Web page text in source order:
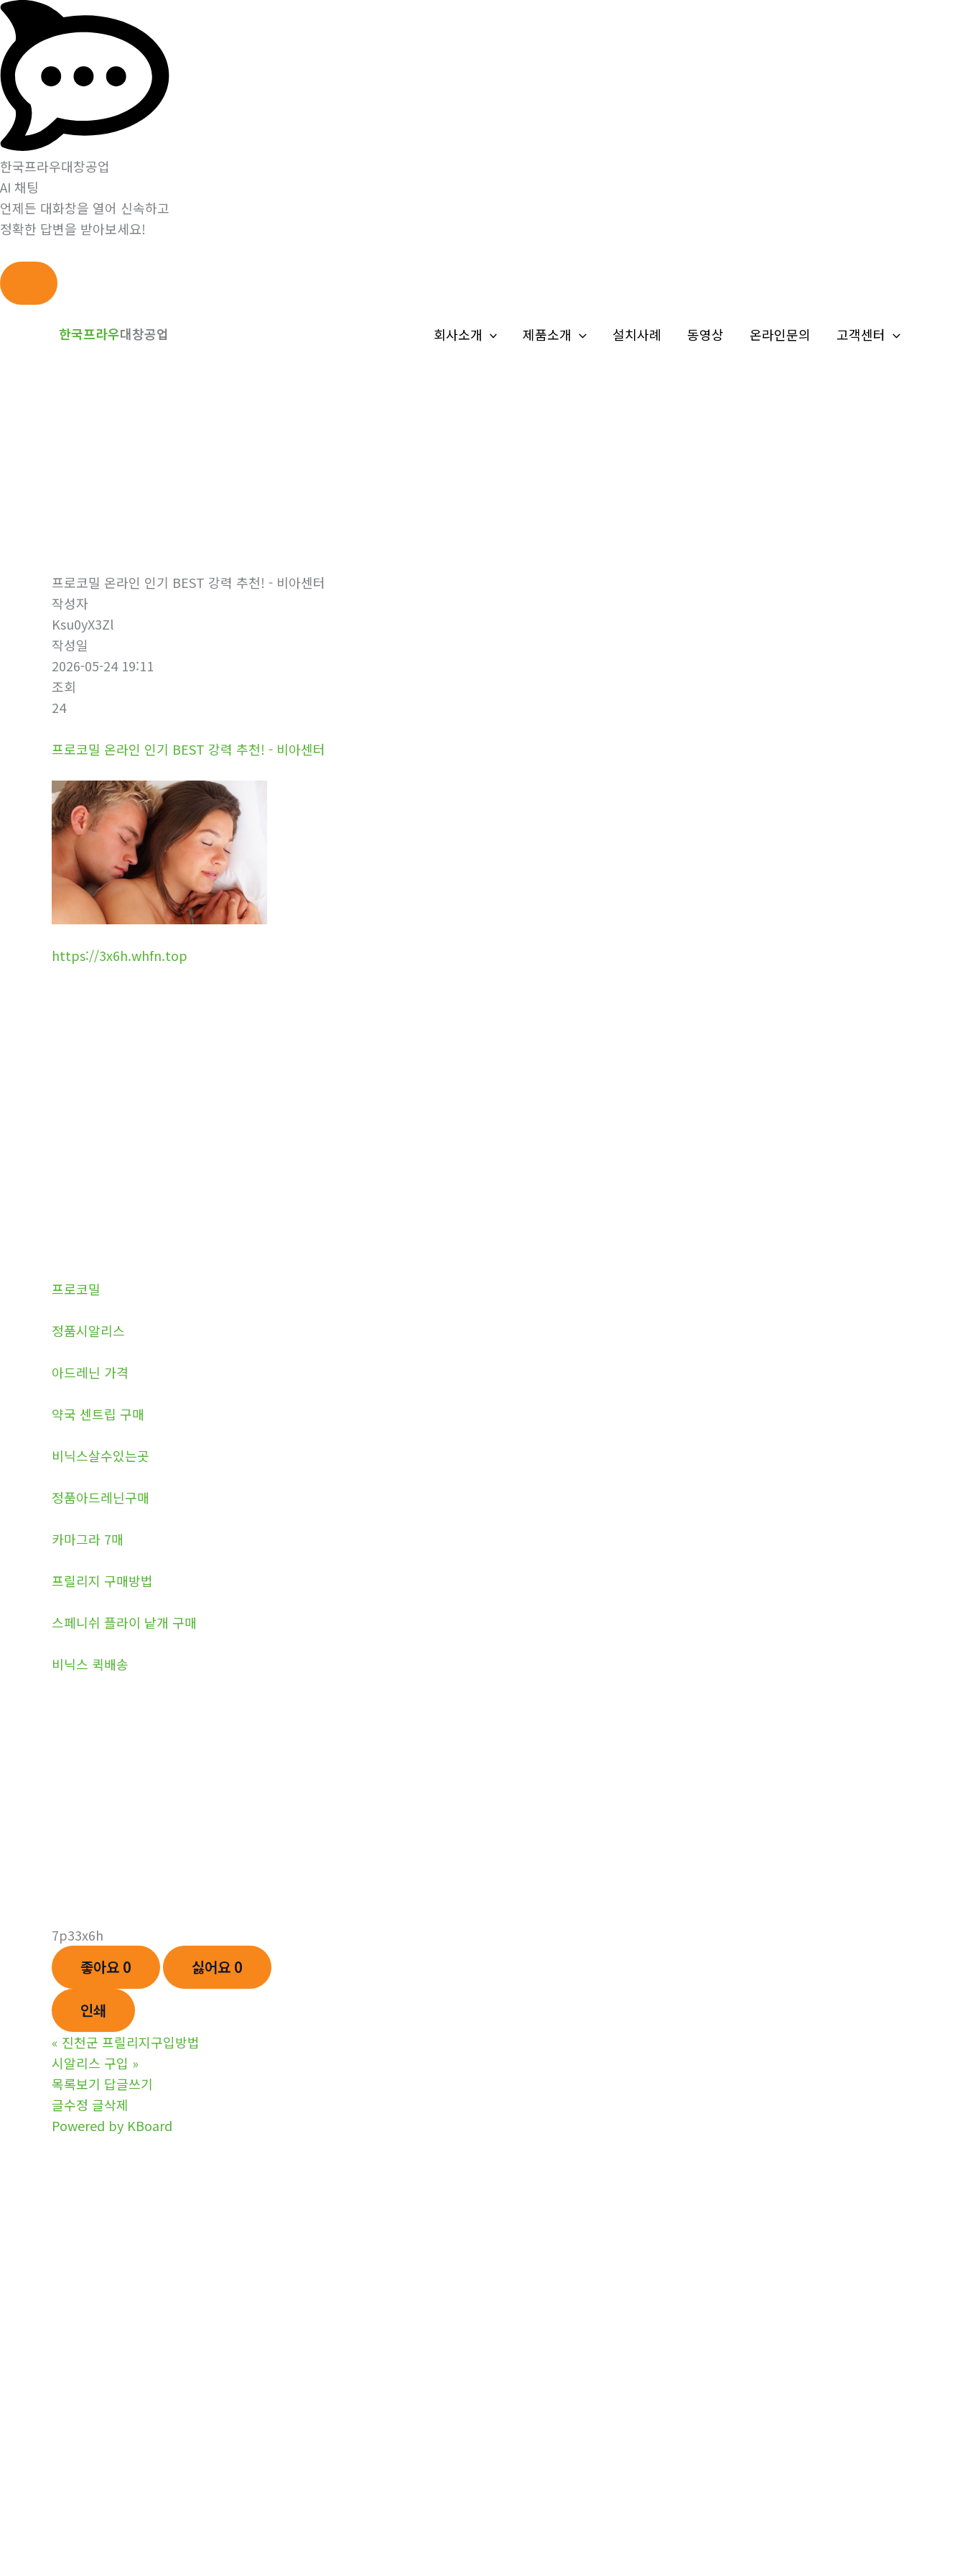
한국프라우대창공업
AI 채팅
언제든 대화창을 열어 신속하고
정확한 답변을 받아보세요!
한국프라우대창공업 회사소개 제품소개 설치사례 동영상 온라인문의 고객센터
프로코밀 온라인 인기 BEST 강력 추천! - 비아센터
작성자
Ksu0yX3Zl
작성일
2026-05-24 19:11
조회
24
프로코밀 온라인 인기 BEST 강력 추천! - 비아센터
https://3x6h.whfn.top
프로코밀
정품시알리스
아드레닌 가격
약국 센트립 구매
비닉스살수있는곳
정품아드레닌구매
카마그라 7매
프릴리지 구매방법
스페니쉬 플라이 낱개 구매
비닉스 퀵배송
7p33x6h
좋아요 0 싫어요 0
인쇄
« 진천군 프릴리지구입방법
시알리스 구입 »
목록보기 답글쓰기
글수정 글삭제
Powered by KBoard